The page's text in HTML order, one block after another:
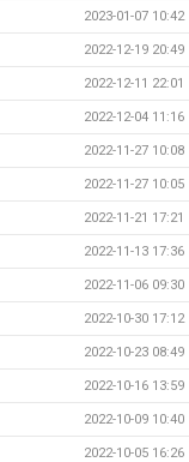
2023-01-07 10:42
2022-12-19 20:49
2022-12-11 22:01
2022-12-04 11:16
2022-11-27 10:08
2022-11-27 10:05
2022-11-21 17:21
2022-11-13 17:36
2022-11-06 09:30
2022-10-30 17:12
2022-10-23 08:49
2022-10-16 13:59
2022-10-09 10:40
2022-10-05 16:26